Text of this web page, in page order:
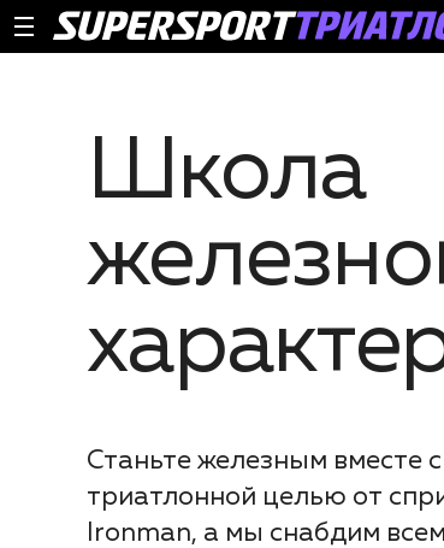
Школа
Станьте железным вместе
триатлонной целью от
Ironman, а мы снабдим